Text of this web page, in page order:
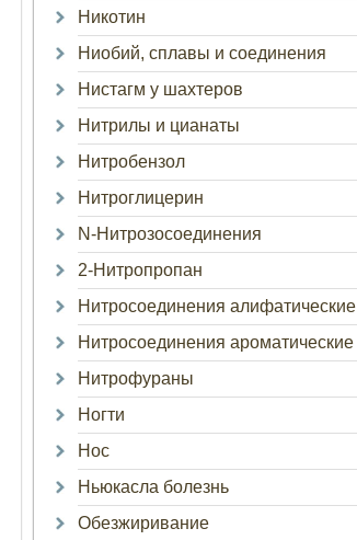
Никотин
Ниобий, сплавы и соединения
Нистагм у шахтеров
Нитрилы и цианаты
Нитробензол
Нитроглицерин
N-Нитрозосоединения
2-Нитропропан
Нитросоединения алифатические
Нитросоединения ароматические
Нитрофураны
Ногти
Нос
Ньюкасла болезнь
Обезжиривание